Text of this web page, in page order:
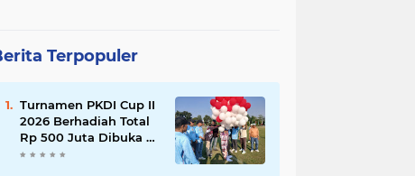
Terpopuler
Turnamen PKDI Cup II
2026 Berhadiah Total
Rp 500 Juta Dibuka di
Jombang, Ketua PKDI